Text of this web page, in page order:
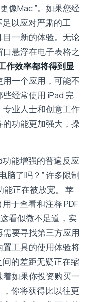
像Mac ”。如果您经
以应对严肃的工
一新的体验。无论
悬浮在电子表格之
作效率都将得到显
一个应用，可能不
经常使用 iPad 完
业人士和创意工作
功能更加强大，操
能增强的普遍反应
脑了吗？” 许多限制
能正在被放宽。 苹
（用于查看和注释 PDF
看似微不足道，实
要寻找第三方应用
置工具的使用体验将
间的差距无疑正在缩
如果你投资购买一
，你将获得比以往更